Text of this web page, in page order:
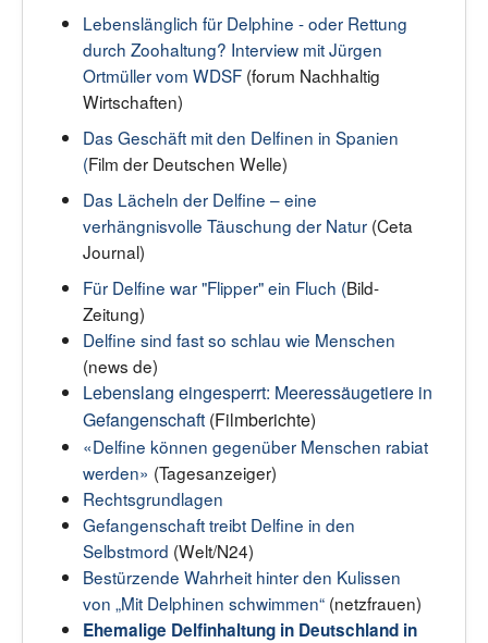
Lebenslänglich für Delphine - oder Rettung
durch Zoohaltung? Interview mit Jürgen
Ortmüller vom WDSF (forum Nachhaltig
Wirtschaften)
Das Geschäft mit den Delfinen in Spanien
(Film der Deutschen Welle)
Das Lächeln der Delfine – eine
verhängnisvolle Täuschung der Natur (Ceta
Journal)
Für Delfine war "Flipper" ein Fluch (Bild-
Zeitung)
Delfine sind fast so schlau wie Menschen
(news de)
Lebenslang eingesperrt: Meeressäugetiere in
Gefangenschaft (Filmberichte)
«Delfine können gegenüber Menschen rabiat
werden» (Tagesanzeiger)
Rechtsgrundlagen
Gefangenschaft treibt Delfine in den
Selbstmord (Welt/N24)
Bestürzende Wahrheit hinter den Kulissen
von „Mit Delphinen schwimmen“ (netzfrauen)
Ehemalige Delfinhaltung in Deutschland in